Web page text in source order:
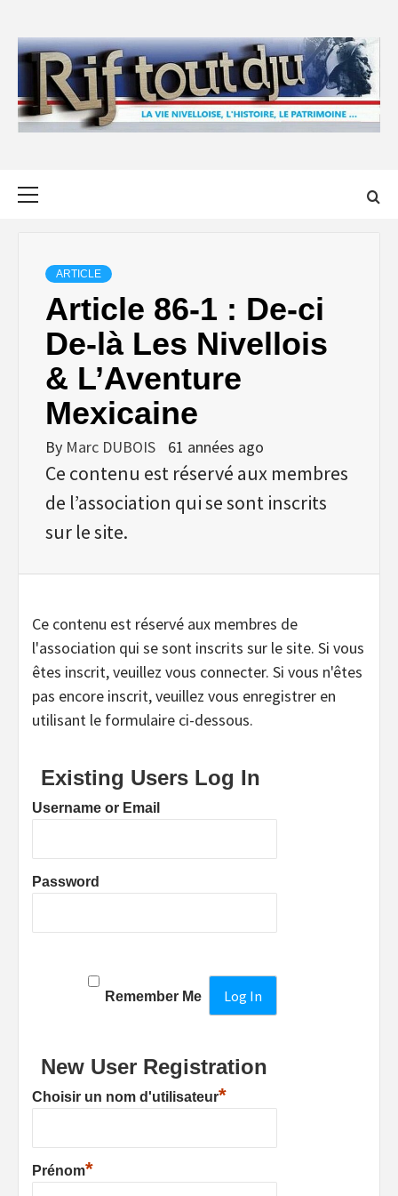
content
ARTICLE
Article 86-1 : De-ci
De-là Les Nivellois
& L’Aventure
Mexicaine
By Marc DUBOIS 61 années ago
Ce contenu est réservé aux membres
de l’association qui se sont inscrits
sur le site.
Ce contenu est réservé aux membres de
l'association qui se sont inscrits sur le site. Si vous
êtes inscrit, veuillez vous connecter. Si vous n'êtes
pas encore inscrit, veuillez vous enregistrer en
utilisant le formulaire ci-dessous.
Existing Users Log In
Username or Email
Password
Remember Me
New User Registration
Choisir un nom d'utilisateur*
Prénom*